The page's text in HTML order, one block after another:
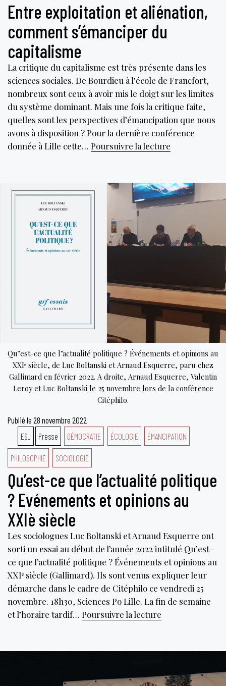
Entre exploitation et aliénation,
comment s’émanciper du
capitalisme
La critique du capitalisme est très présente dans les
sciences sociales. De Bourdieu à l’école de Francfort,
nombreux sont ceux à avoir mis le doigt sur les limites
du système dominant. Mais une fois la critique faite,
quelles sont les perspectives d’émancipation que nous
avons à disposition ? Pour la dernière conférence
donnée à Lille cette… Poursuivre la lecture
aliénation,
comment
capitalisme
Qu’est-ce que l’actualité politique ? Événements et opinions au
XXIᵉ siècle, de Luc Boltanski et Arnaud Esquerre, paru chez
Gallimard en février 2022. A droite, Arnaud Esquerre, Valentin
Leroy et Luc Boltanski le 25 novembre lors de la conférence
Citéphilo.
Publié le 28 novembre 2022
ESJ
Presse DÉMOCRATIE ÉCOLOGIE ÉMANCIPATION
PHILOSOPHIE SOCIOLOGIE
Qu’est-ce que l’actualité politique
? Evénements et opinions au
XXIè siècle
Les sociologues Luc Boltanski et Arnaud Esquerre ont
sorti un essai au début de l’année 2022 intitulé Qu’est-
ce que l’actualité politique ? Événements et opinions au
XXIᵉ siècle (Gallimard). Ils sont venus expliquer leur
démarche dans le cadre de Citéphilo ce vendredi 25
novembre. 18h30, Sciences Po Lille. La fin de semaine
et l’horaire tardif… Poursuivre la lecture
l’actualité
?